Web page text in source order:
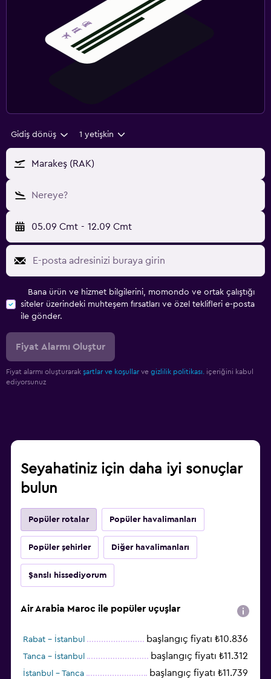
Gidiş dönüş 1 yetişkin
Marakeş (RAK)
Nereye?
05.09 Cmt - 12.09 Cmt
Bana ürün ve hizmet bilgilerini, momondo ve ortak çalıştığı
siteler üzerindeki muhteşem fırsatları ve özel teklifleri e-posta
ile gönder.
Fiyat Alarmı Oluştur
Fiyat alarmı oluşturarak şartlar ve koşullar ve gizlilik politikası.
içeriğini kabul
ediyorsunuz
Seyahatiniz için daha iyi sonuçlar
bulun
Popüler rotalar Popüler havalimanları
Popüler şehirler Diğer havalimanları
Şanslı hissediyorum
Air Arabia Maroc ile popüler uçuşlar
Rabat - İstanbul başlangıç fiyatı ₺10.836
Tanca - İstanbul başlangıç fiyatı ₺11.312
İstanbul - Tanca başlangıç fiyatı ₺11.739